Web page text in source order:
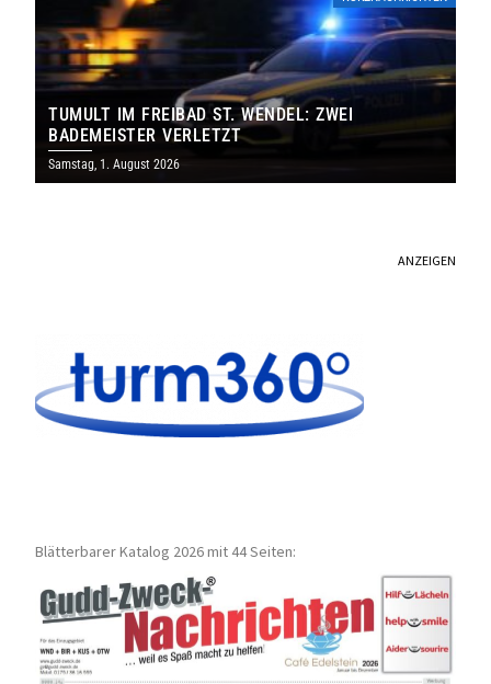
TUMULT IM FREIBAD ST. WENDEL: ZWEI
BADEMEISTER VERLETZT
Samstag, 1. August 2026
ANZEIGEN
Blätterbarer Katalog 2026 mit 44 Seiten: